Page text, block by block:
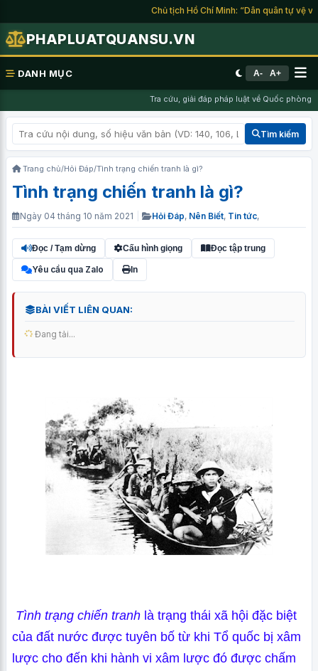
Chủ tịch Hồ Chí Minh: “Dân quân tự vệ
PHAPLUATQUANSU.VN
DANH MỤC A- A+
Tra cứu, giải đáp pháp luật về Quốc phòng,
Tìm kiếm
Trang chủ/Hỏi Đáp/Tình trạng chiến tranh là gì?
Tình trạng chiến tranh là gì?
Ngày 04 tháng 10 năm 2021 Hỏi Đáp, Nên Biết, Tin tức,
Đọc / Tạm dừng Cấu hình giọng Đọc tập trung
Yêu cầu qua Zalo In
BÀI VIẾT LIÊN QUAN:
Đang tải...
Tình trạng chiến tranh là trạng thái xã hội đặc biệt
của đất nước được tuyên bố từ khi Tổ quốc bị xâm
lược cho đến khi hành vi xâm lược đó được chấm